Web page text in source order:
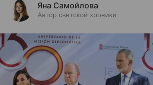
Яна Самойлова
Автор светской хроники